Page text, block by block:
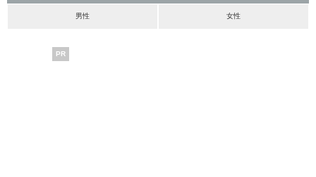
男性 女性
PR